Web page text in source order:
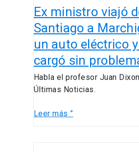
km
al
día
Ex ministro viajó
Santiago a
un auto eléctrico
cargó sin
Habla el profesor Juan
Últimas Noticias.
ministro
viajó
de
Santiago
a
en
auto
eléctrico
Leer más ”